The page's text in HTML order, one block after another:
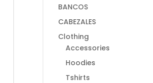
BANCOS
CABEZALES
Clothing
Accessories
Hoodies
Tshirts